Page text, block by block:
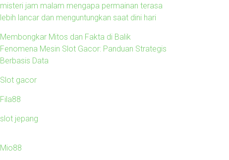
misteri jam malam mengapa permainan terasa
lebih lancar dan menguntungkan saat dini hari
Membongkar Mitos dan Fakta di Balik
Fenomena Mesin Slot Gacor: Panduan Strategis
Berbasis Data
Slot gacor
Fila88
slot jepang
Mio88